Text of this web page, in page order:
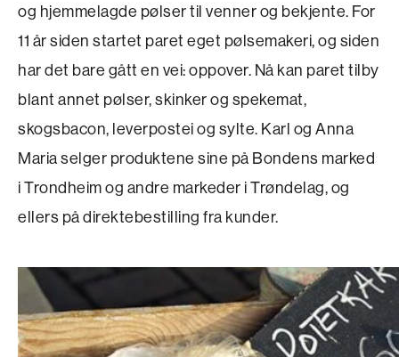
og hjemmelagde pølser til venner og bekjente. For
11 år siden startet paret eget pølsemakeri, og siden
har det bare gått en vei: oppover. Nå kan paret tilby
blant annet pølser, skinker og spekemat,
skogsbacon, leverpostei og sylte. Karl og Anna
Maria selger produktene sine på Bondens marked
i Trondheim og andre markeder i Trøndelag, og
ellers på direktebestilling fra kunder.